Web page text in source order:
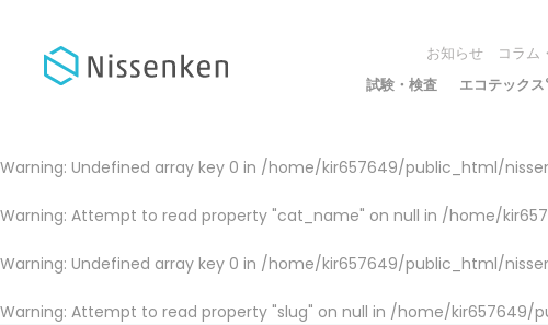
お知らせ コラム
試験・検査 エコテックス
Warning: Undefined array key 0 in /home/kir657649/public_html/
Warning: Attempt to read property "cat_name" on null in /home/
Warning: Undefined array key 0 in /home/kir657649/public_html/
Warning: Attempt to read property "slug" on null in /home/kir657649/